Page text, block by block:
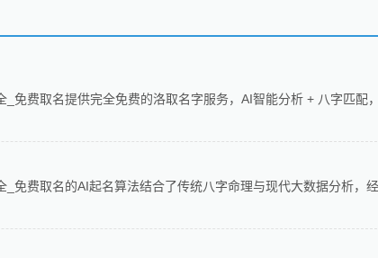
免费取名提供完全免费的洛取名字服务，AI智能分析 + 八字匹配
免费取名的AI起名算法结合了传统八字命理与现代大数据分析，